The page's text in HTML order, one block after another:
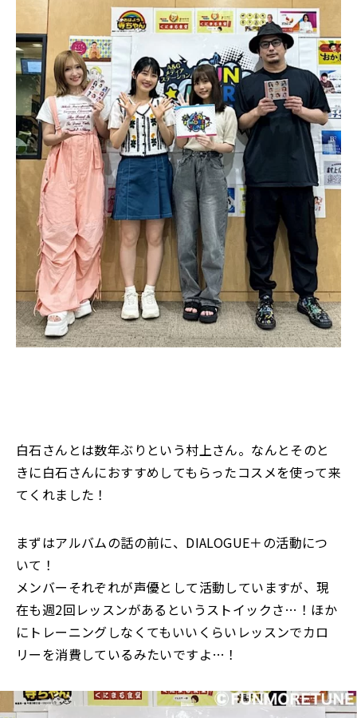
白石さんとは数年ぶりという村上さん。なんとそのと
きに白石さんにおすすめしてもらったコスメを使って来
てくれました！
まずはアルバムの話の前に、DIALOGUE＋の活動につ
いて！
メンバーそれぞれが声優として活動していますが、現
在も週2回レッスンがあるというストイックさ…！ほか
にトレーニングしなくてもいいくらいレッスンでカロ
リーを消費しているみたいですよ…！